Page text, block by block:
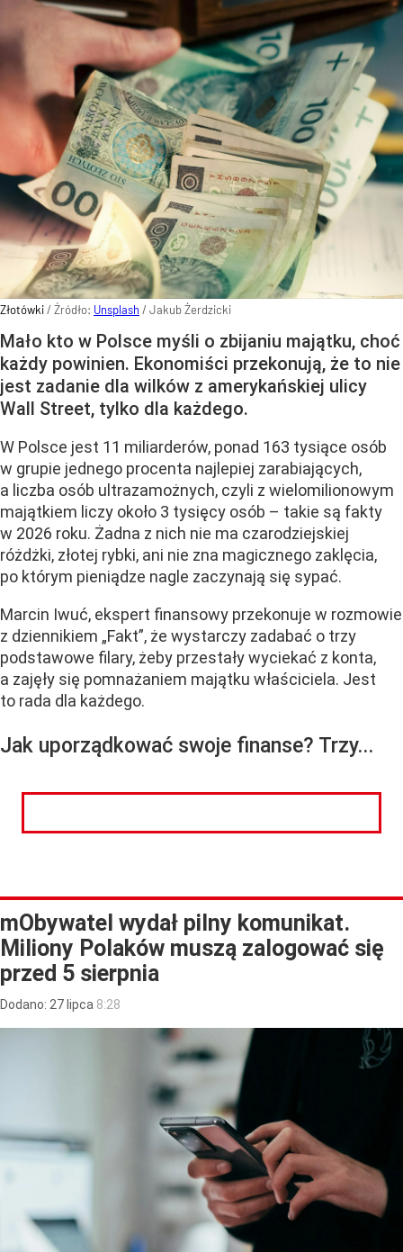
Złotówki/ Źródło: Unsplash / Jakub Żerdzicki
Mało kto w Polsce myśli o zbijaniu majątku, choć
każdy powinien. Ekonomiści przekonują, że to nie
jest zadanie dla wilków z amerykańskiej ulicy
Wall Street, tylko dla każdego.
W Polsce jest 11 miliarderów, ponad 163 tysiące osób
w grupie jednego procenta najlepiej zarabiających,
a liczba osób ultrazamożnych, czyli z wielomilionowym
majątkiem liczy około 3 tysięcy osób – takie są fakty
w 2026 roku. Żadna z nich nie ma czarodziejskiej
różdżki, złotej rybki, ani nie zna magicznego zaklęcia,
po którym pieniądze nagle zaczynają się sypać.
Marcin Iwuć, ekspert finansowy przekonuje w rozmowie
z dziennikiem „Fakt”, że wystarczy zadabać o trzy
podstawowe filary, żeby przestały wyciekać z konta,
a zajęły się pomnażaniem majątku właściciela. Jest
to rada dla każdego.
Jak uporządkować swoje finanse? Trzy...
mObywatel wydał pilny komunikat.
Miliony Polaków muszą zalogować się
przed 5 sierpnia
Dodano: 27lipca 8:28